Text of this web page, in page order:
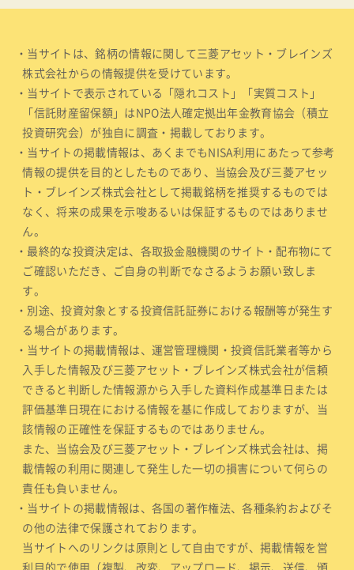
・当サイトは、銘柄の情報に関して三菱アセット・ブレインズ
株式会社からの情報提供を受けています。
・当サイトで表示されている「隠れコスト」「実質コスト」
「信託財産留保額」はNPO法人確定拠出年金教育協会（積立
投資研究会）が独自に調査・掲載しております。
・当サイトの掲載情報は、あくまでもNISA利用にあたって参考
情報の提供を目的としたものであり、当協会及び三菱アセッ
ト・ブレインズ株式会社として掲載銘柄を推奨するものでは
なく、将来の成果を示唆あるいは保証するものではありませ
ん。
・最終的な投資決定は、各取扱金融機関のサイト・配布物にて
ご確認いただき、ご自身の判断でなさるようお願い致しま
す。
・別途、投資対象とする投資信託証券における報酬等が発生す
る場合があります。
・当サイトの掲載情報は、運営管理機関・投資信託業者等から
入手した情報及び三菱アセット・ブレインズ株式会社が信頼
できると判断した情報源から入手した資料作成基準日または
評価基準日現在における情報を基に作成しておりますが、当
該情報の正確性を保証するものではありません。
また、当協会及び三菱アセット・ブレインズ株式会社は、掲
載情報の利用に関連して発生した一切の損害について何らの
責任も負いません。
・当サイトの掲載情報は、各国の著作権法、各種条約およびそ
の他の法律で保護されております。
当サイトへのリンクは原則として自由ですが、掲載情報を営
利目的で使用（複製、改変、アップロード、掲示、送信、頒